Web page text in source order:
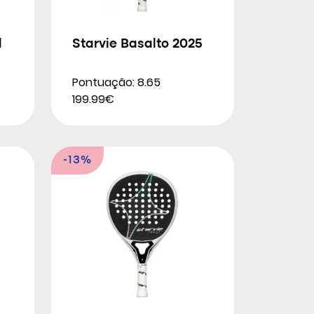
Starvie Basalto 2025
Pontuação: 8.65
199.99€
-13%